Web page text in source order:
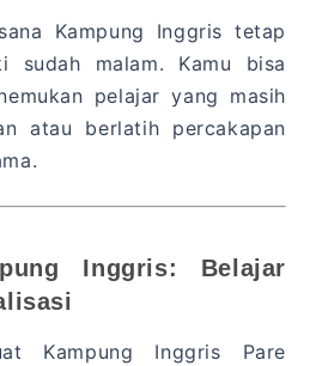
Kampung Inggris tetap
sudah malam. Kamu bisa
pelajar yang masih
atau berlatih percakapan
Inggris: Belajar
Kampung Inggris Pare